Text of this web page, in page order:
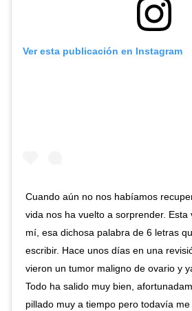
Ver esta publicación en Instagram
Cuando aún no nos habíamos
vida nos ha vuelto a sorprender. Esta
mí, esa dichosa palabra de 6 letras
escribir. Hace unos días en una
vieron un tumor maligno de ovario y
Todo ha salido muy bien,
pillado muy a tiempo pero todavía